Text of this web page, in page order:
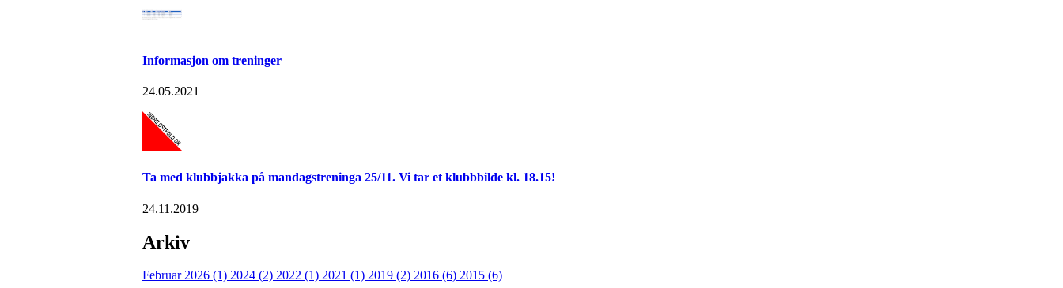
Informasjon om treninger
24.05.2021
Ta med klubbjakka på mandagstreninga 25/11. Vi tar et klubbbilde kl. 18.15!
24.11.2019
Arkiv
Februar 2026 (1) 2024 (2) 2022 (1) 2021 (1) 2019 (2) 2016 (6) 2015 (6)